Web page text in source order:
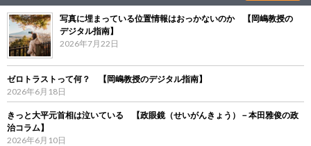
写真に埋まっている位置情報はおっかないのか 【岡嶋教授の
デジタル指南】
2026年7月22日
ゼロトラストって何？ 【岡嶋教授のデジタル指南】
2026年6月18日
きっと大平元首相は泣いている 【政眼鏡（せいがんきょう）－本田雅俊の政
治コラム】
2026年6月10日